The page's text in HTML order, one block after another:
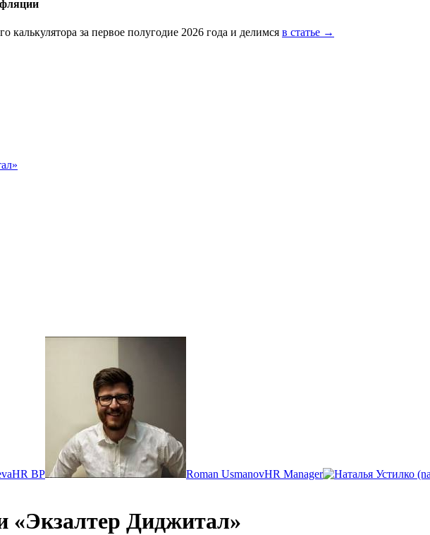
калькулятора за первое полугодие 2026 года и делимся в статье →
HR BP Roman UsmanovHR Manager
«Экзалтер Диджитал»